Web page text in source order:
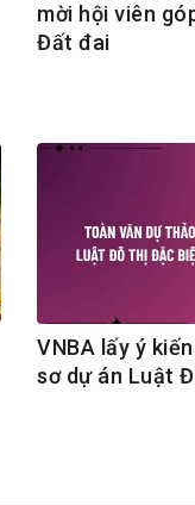
mời hội viên
Đất đai
VNBA lấy ý
sơ dự án Luật